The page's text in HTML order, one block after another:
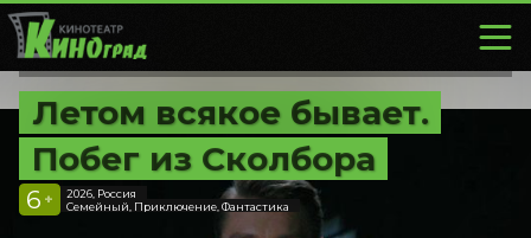
Летом всякое бывает.
Побег из Сколбора
6 +
2026, Россия
Семейный, Приключение, Фантастика